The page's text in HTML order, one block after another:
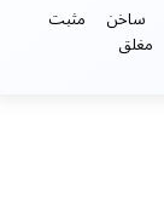
ساخن مثبت
مغلق